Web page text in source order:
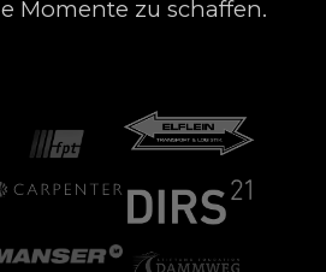
Momente zu schaffen.